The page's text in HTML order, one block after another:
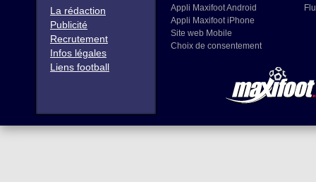
La rédaction
Publicité
Recrutement
Infos légales
Liens football
Appli Maxifoot Android
Appli Maxifoot iPhone
Site web Mobile
Choix de consentement